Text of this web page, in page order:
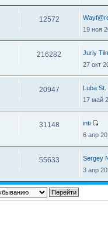
12572
19 ноя
216282
Juriy
27 окт
20947
Luba St.
17 май
31148
inti
6 апр
55633
Sergey
3 апр